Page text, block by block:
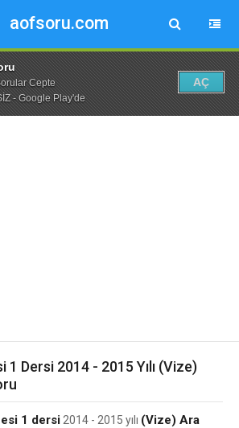
aofsoru.com
Cepte
- Google Play'de
AÇ
1 Dersi 2014 - 2015 Yılı (Vize)
1 dersi 2014 - 2015 yılı (Vize) Ara